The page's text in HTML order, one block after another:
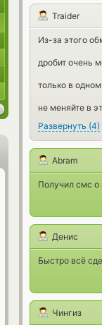
Traider
Из-за этого
дробит очень
только в
не меняйте в
Развернуть (4)
Abram
Получил смс о
Денис
Быстро всё
Чингиз